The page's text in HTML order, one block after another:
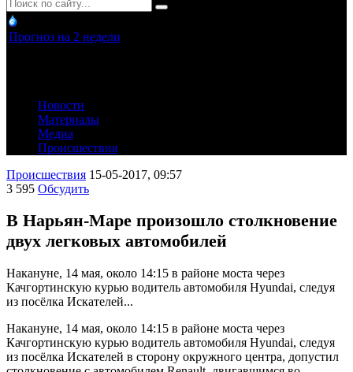
Прогноз на 2 недели
Новости
Материалы
Медиа
Происшествия
Происшествия 15-05-2017, 09:57
3 595 Обсудить
В Нарьян-Маре произошло столкновение
двух легковых автомобилей
Накануне, 14 мая, около 14:15 в районе моста через
Качгортинскую курью водитель автомобиля Hyundai, следуя
из посёлка Искателей...
Накануне, 14 мая, около 14:15 в районе моста через
Качгортинскую курью водитель автомобиля Hyundai, следуя
из посёлка Искателей в сторону окружного центра, допустил